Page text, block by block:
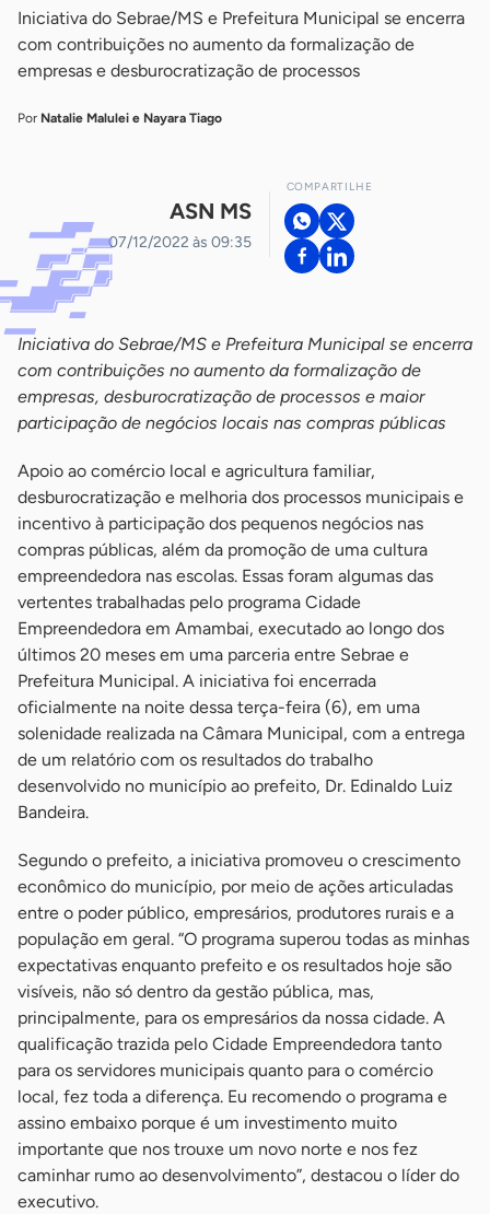
Iniciativa do Sebrae/MS e Prefeitura Municipal se encerra
com contribuições no aumento da formalização de
empresas e desburocratização de processos
Por Natalie Malulei e Nayara Tiago
ASN MS
07/12/2022 às 09:35
COMPARTILHE
Iniciativa do Sebrae/MS e Prefeitura Municipal se encerra
com contribuições no aumento da formalização de
empresas, desburocratização de processos e maior
participação de negócios locais nas compras públicas
Apoio ao comércio local e agricultura familiar,
desburocratização e melhoria dos processos municipais e
incentivo à participação dos pequenos negócios nas
compras públicas, além da promoção de uma cultura
empreendedora nas escolas. Essas foram algumas das
vertentes trabalhadas pelo programa Cidade
Empreendedora em Amambai, executado ao longo dos
últimos 20 meses em uma parceria entre Sebrae e
Prefeitura Municipal. A iniciativa foi encerrada
oficialmente na noite dessa terça-feira (6), em uma
solenidade realizada na Câmara Municipal, com a entrega
de um relatório com os resultados do trabalho
desenvolvido no município ao prefeito, Dr. Edinaldo Luiz
Bandeira.
Segundo o prefeito, a iniciativa promoveu o crescimento
econômico do município, por meio de ações articuladas
entre o poder público, empresários, produtores rurais e a
população em geral. “O programa superou todas as minhas
expectativas enquanto prefeito e os resultados hoje são
visíveis, não só dentro da gestão pública, mas,
principalmente, para os empresários da nossa cidade. A
qualificação trazida pelo Cidade Empreendedora tanto
para os servidores municipais quanto para o comércio
local, fez toda a diferença. Eu recomendo o programa e
assino embaixo porque é um investimento muito
importante que nos trouxe um novo norte e nos fez
caminhar rumo ao desenvolvimento”, destacou o líder do
executivo.